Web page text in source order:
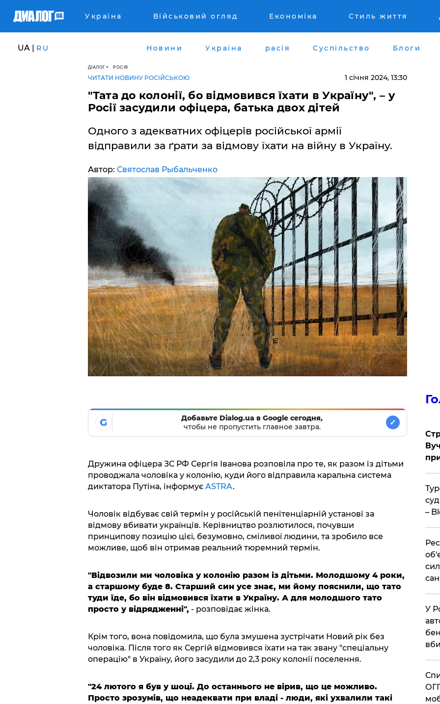
Україна Військовий огляд Економіка Стиль життя
UA | RU Новини Україна расія Суспільство Блоги
ДІАЛОГ РОСІЯ
ЧИТАТИ НОВИНУ РОСІЙСЬКОЮ 1 січня 2024, 13:30
"Тата до колонії, бо відмовився їхати в Україну", – у
Росії засудили офіцера, батька двох дітей
Одного з адекватних офіцерів російської армії
відправили за ґрати за відмову їхати на війну в Україну.
Автор: Святослав Рыбальченко
G
Добавьте Dialog.ua в Google сегодня,
чтобы не пропустить главное завтра.
✓
Дружина офіцера ЗС РФ Сергія Іванова розповіла про те, як разом із дітьми
проводжала чоловіка у колонію, куди його відправила каральна система
диктатора Путіна, інформує ASTRA.
Чоловік відбуває свій термін у російській пенітенціарній установі за
відмову вбивати українців. Керівництво розлютилося, почувши
принципову позицію цієї, безумовно, сміливої людини, та зробило все
можливе, щоб він отримав реальний тюремний термін.
"Відвозили ми чоловіка у колонію разом із дітьми. Молодшому 4 роки,
а старшому буде 8. Старший син усе знає, ми йому пояснили, що тато
туди їде, бо він відмовився їхати в Україну. А для молодшого тато
просто у відрядженні", - розповідає жінка.
Крім того, вона повідомила, що була змушена зустрічати Новий рік без
чоловіка. Після того як Сергій відмовився їхати на так звану "спеціальну
операцію" в Україну, його засудили до 2,3 року колонії поселення.
"24 лютого я був у шоці. До останнього не вірив, що це можливо.
Просто зрозумів, що неадеквати при владі - люди, які ухвалили такі
–
У